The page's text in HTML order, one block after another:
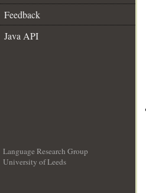
Feedback
Java API
Language Research Group
University of Leeds